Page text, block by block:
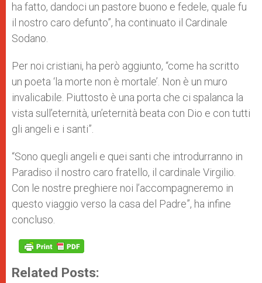
ha fatto, dandoci un pastore buono e fedele, quale fu
il nostro caro defunto”, ha continuato il Cardinale
Sodano.
Per noi cristiani, ha però aggiunto, “come ha scritto
un poeta ‘la morte non è mortale’. Non è un muro
invalicabile. Piuttosto è una porta che ci spalanca la
vista sull’eternità, un’eternità beata con Dio e con tutti
gli angeli e i santi”.
“Sono quegli angeli e quei santi che introdurranno in
Paradiso il nostro caro fratello, il cardinale Virgilio.
Con le nostre preghiere noi l’accompagneremo in
questo viaggio verso la casa del Padre”, ha infine
concluso.
Related Posts: